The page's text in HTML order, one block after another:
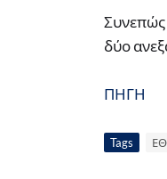
Συνεπώς
δύο
ΠΗΓΗ
Tags